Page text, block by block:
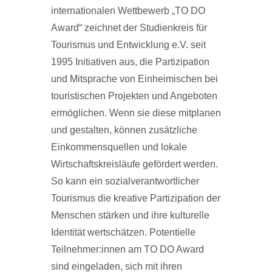
internationalen Wettbewerb „TO DO
Award“ zeichnet der Studienkreis für
Tourismus und Entwicklung e.V. seit
1995 Initiativen aus, die Partizipation
und Mitsprache von Einheimischen bei
touristischen Projekten und Angeboten
ermöglichen. Wenn sie diese mitplanen
und gestalten, können zusätzliche
Einkommensquellen und lokale
Wirtschaftskreisläufe gefördert werden.
So kann ein sozialverantwortlicher
Tourismus die kreative Partizipation der
Menschen stärken und ihre kulturelle
Identität wertschätzen. Potentielle
Teilnehmer:innen am TO DO Award
sind eingeladen, sich mit ihren